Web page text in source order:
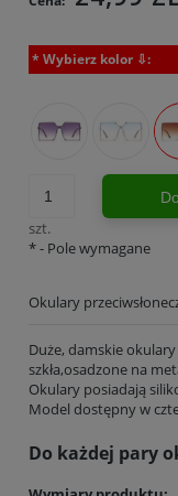
* Wybierz kolor ⇩:
szt.
*- Pole wymagane
Okulary
Duże, damskie
szkła,osadzone na
Okulary posiadają
Model dostępny w
Do każdej pary